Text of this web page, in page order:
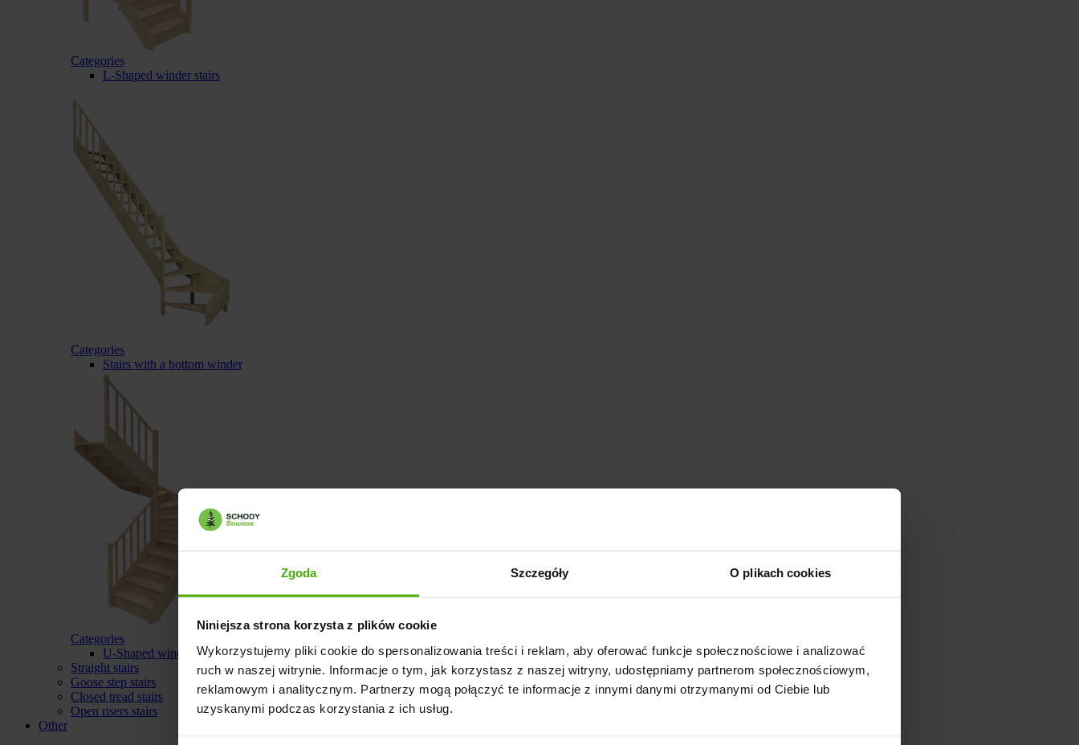
Zgoda Szczegóły O plikach cookies
Niniejsza strona korzysta z plików cookie
Wykorzystujemy pliki cookie do spersonalizowania treści i reklam, aby oferować funkcje społecznościowe i analizować
ruch w naszej witrynie. Informacje o tym, jak korzystasz z naszej witryny, udostępniamy partnerom społecznościowym,
reklamowym i analitycznym. Partnerzy mogą połączyć te informacje z innymi danymi otrzymanymi od Ciebie lub
uzyskanymi podczas korzystania z ich usług.
Categories
L-Shaped winder stairs
Categories
Stairs with a bottom winder
Categories
U-Shaped winder stairs
Straight stairs
Goose step stairs
Closed tread stairs
Open risers stairs
Other